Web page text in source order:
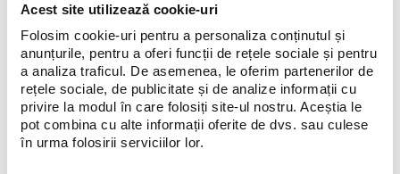
Acest site utilizează cookie-uri
Folosim cookie-uri pentru a personaliza conținutul și
anunțurile, pentru a oferi funcții de rețele sociale și pentru
a analiza traficul. De asemenea, le oferim partenerilor de
rețele sociale, de publicitate și de analize informații cu
privire la modul în care folosiți site-ul nostru. Aceștia le
pot combina cu alte informații oferite de dvs. sau culese
în urma folosirii serviciilor lor.